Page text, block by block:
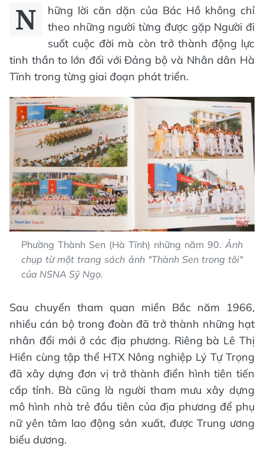
N
hững lời căn dặn của Bác Hồ không chỉ
theo những người từng được gặp Người đi
suốt cuộc đời mà còn trở thành động lực
tinh thần to lớn đối với Đảng bộ và Nhân dân Hà
Tĩnh trong từng giai đoạn phát triển.
Phường Thành Sen (Hà Tĩnh) những năm 90. Ảnh
chụp từ một trang sách ảnh "Thành Sen trong tôi"
của NSNA Sỹ Ngọ.
Sau chuyến tham quan miền Bắc năm 1966,
nhiều cán bộ trong đoàn đã trở thành những hạt
nhân đổi mới ở các địa phương. Riêng bà Lê Thị
Hiền cùng tập thể HTX Nông nghiệp Lý Tự Trọng
đã xây dựng đơn vị trở thành điển hình tiên tiến
cấp tỉnh. Bà cũng là người tham mưu xây dựng
mô hình nhà trẻ đầu tiên của địa phương để phụ
nữ yên tâm lao động sản xuất, được Trung ương
biểu dương.